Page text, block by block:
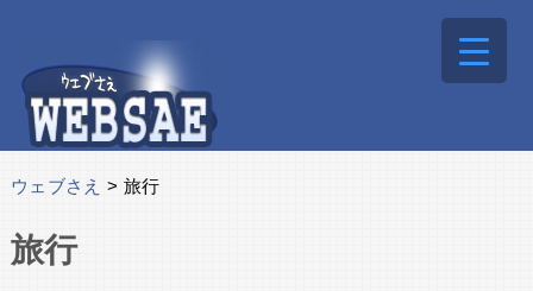
ウェブさえ > 旅行
旅行